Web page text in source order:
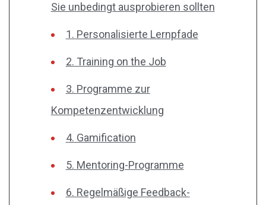
Sie unbedingt ausprobieren sollten
1. Personalisierte Lernpfade
2. Training on the Job
3. Programme zur
Kompetenzentwicklung
4. Gamification
5. Mentoring-Programme
6. Regelmäßige Feedback-